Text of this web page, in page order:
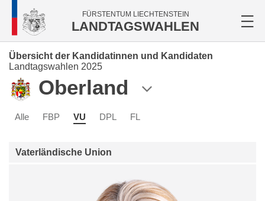
FÜRSTENTUM LIECHTENSTEIN
LANDTAGSWAHLEN
Übersicht der Kandidatinnen und Kandidaten
Landtagswahlen 2025
Oberland
Alle FBP VU DPL FL
Vaterländische Union